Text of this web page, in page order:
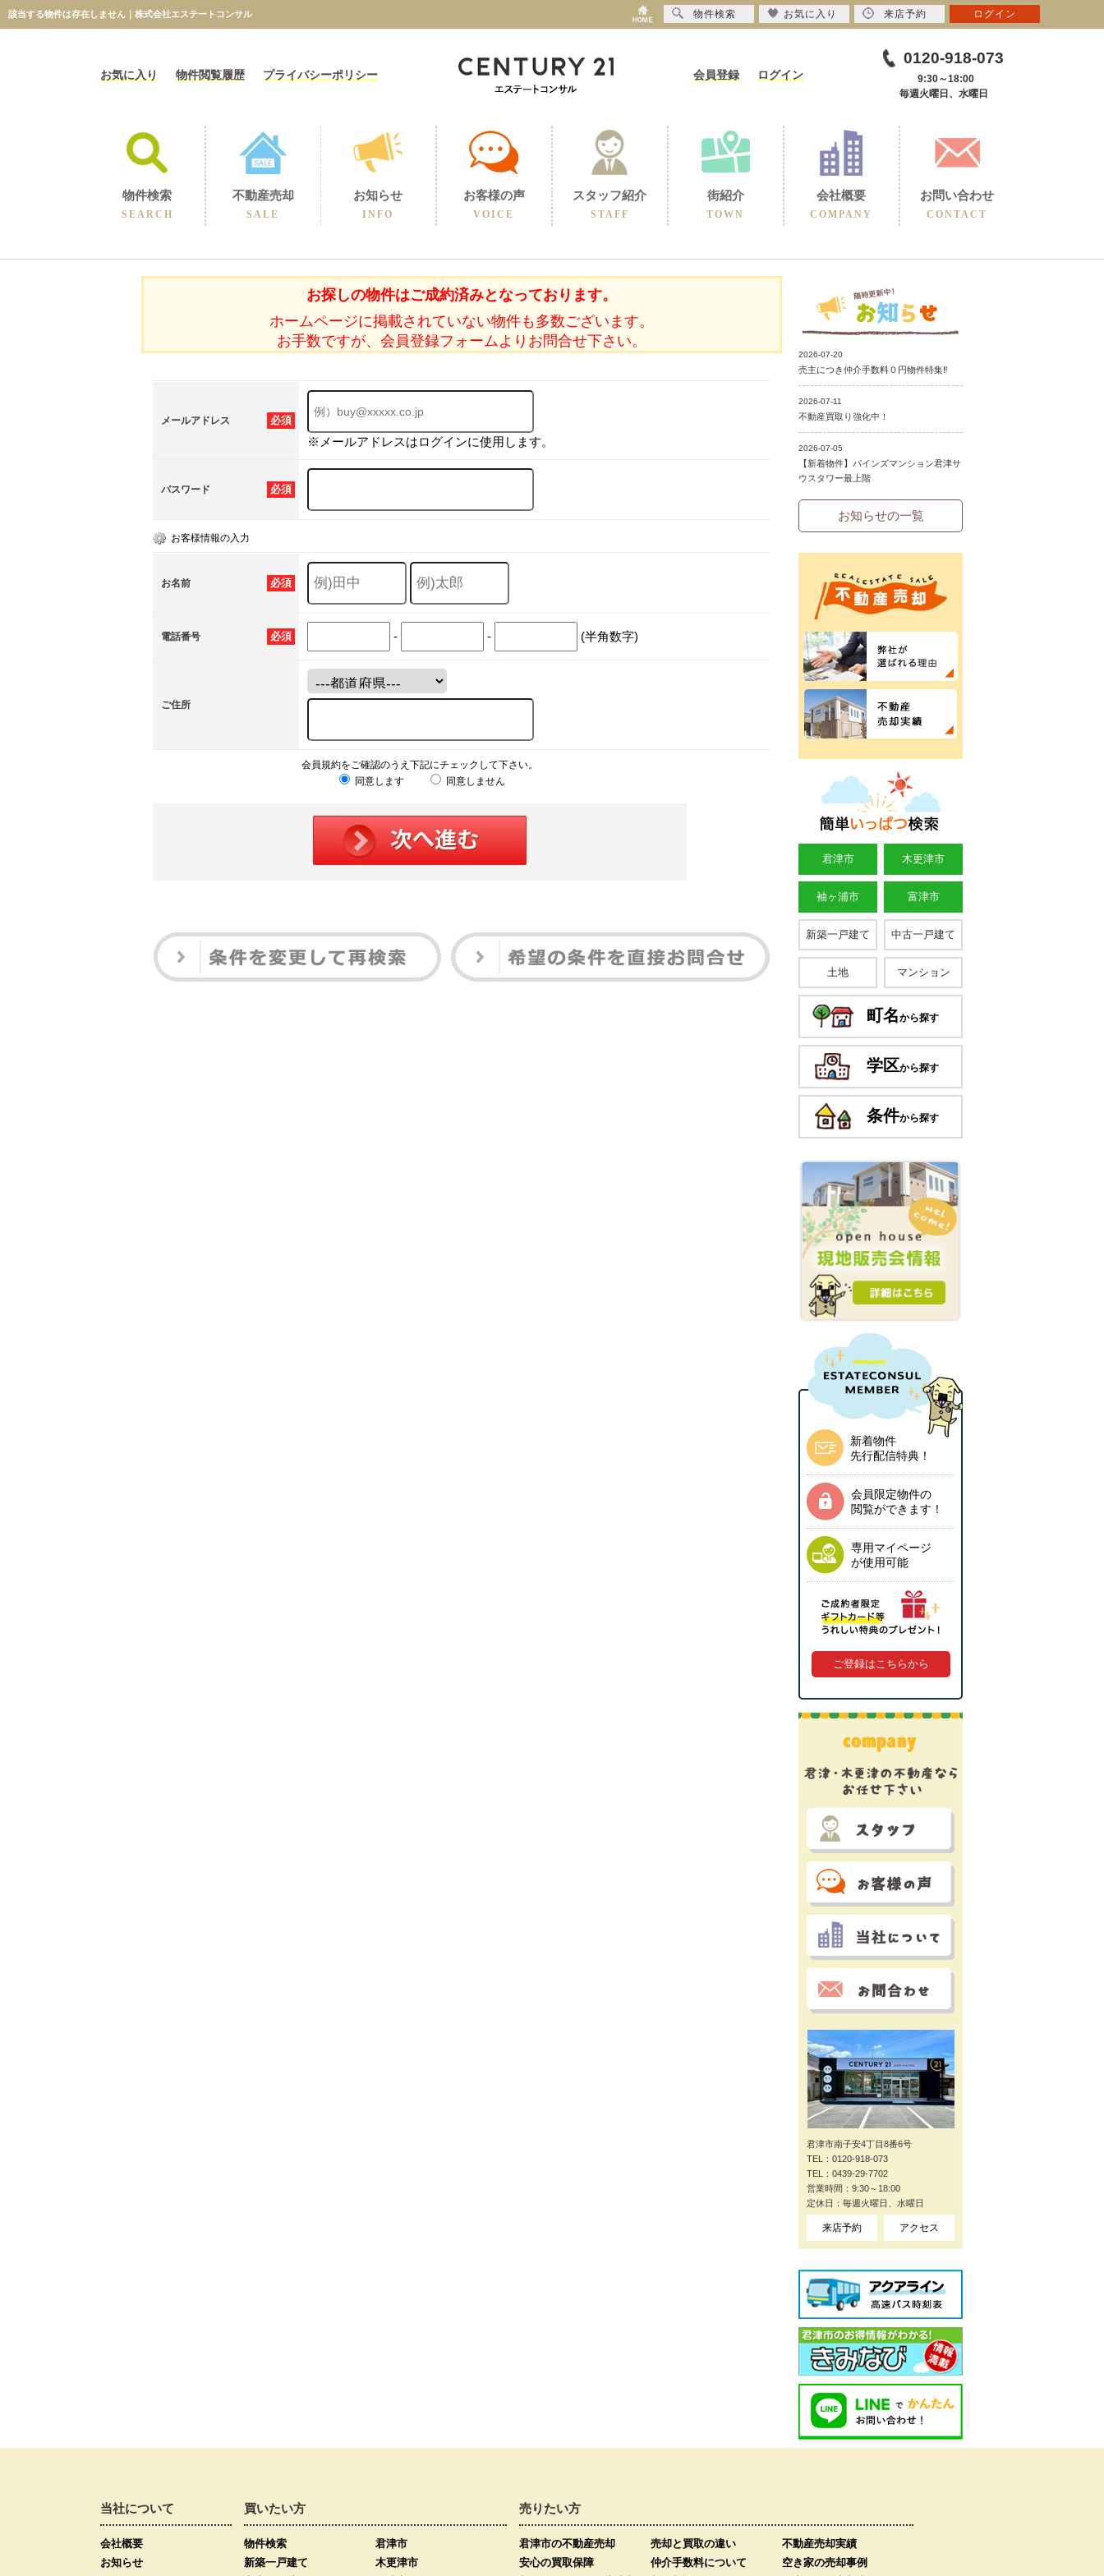
該当する物件は存在しません｜株式会社エステートコンサル
お気に入り 物件閲覧履歴 プライバシーポリシー 会員登録 ログイン
0120-918-073
9:30～18:00
毎週火曜日、水曜日
物件検索
SEARCH
不動産売却
SALE
お知らせ
INFO
お客様の声
VOICE
スタッフ紹介
STAFF
街紹介
TOWN
会社概要
COMPANY
お問い合わせ
CONTACT
お探しの物件はご成約済みとなっております。
ホームページに掲載されていない物件も多数ございます。
お手数ですが、会員登録フォームよりお問合せ下さい。
必須
メールアドレス
※メールアドレスはログインに使用します。
必須
パスワード
お客様情報の入力
必須
お名前
必須
電話番号 - - (半角数字)
ご住所
会員規約をご確認のうえ下記にチェックして下さい。
同意します
同意しません
お知らせの一覧
君津市 木更津市
袖ヶ浦市 富津市
新築一戸建て 中古一戸建て
土地 マンション
町名から探す
学区から探す
条件から探す
新着物件
先行配信特典！
会員限定物件の
閲覧ができます！
専用マイページ
が使用可能
ご登録はこちらから
君津市南子安4丁目8番6号
TEL：0120-918-073
TEL：0439-29-7702
営業時間：9:30～18:00
定休日：毎週火曜日、水曜日
来店予約 アクセス
当社について
会社概要
お知らせ
買いたい方
物件検索
新築一戸建て
君津市
木更津市
売りたい方
君津市の不動産売却
安心の買取保障
売却と買取の違い
仲介手数料について
不動産売却実績
空き家の売却事例
物件検索 お気に入り 来店予約 ログイン